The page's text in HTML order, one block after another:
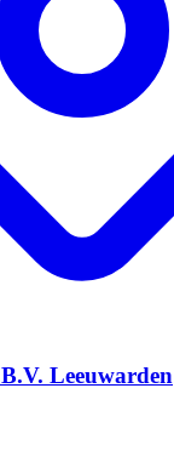
Leeuwarden